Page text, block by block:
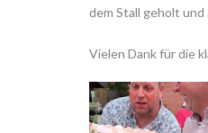
dem Stall geholt
Vielen Dank für die